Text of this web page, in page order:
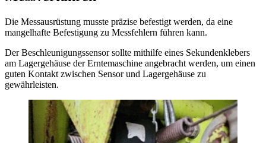
Die Messausrüstung musste präzise befestigt werden, da eine
mangelhafte Befestigung zu Messfehlern führen kann.
Der Beschleunigungssensor sollte mithilfe eines Sekundenklebers
am Lagergehäuse der Erntemaschine angebracht werden, um einen
guten Kontakt zwischen Sensor und Lagergehäuse zu
gewährleisten.